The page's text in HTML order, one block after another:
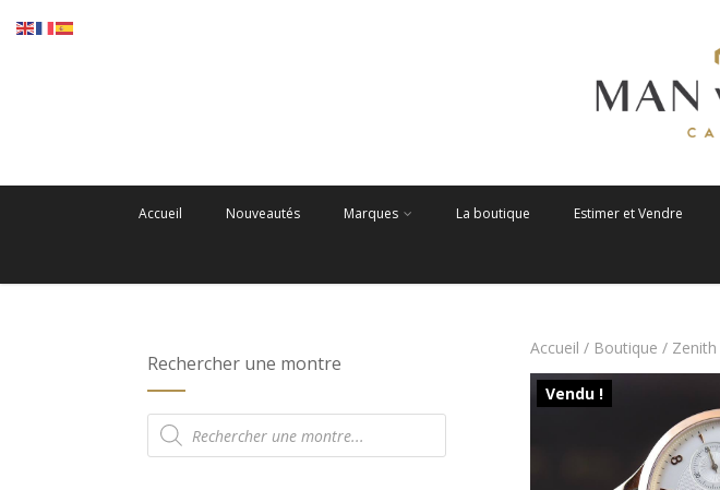
Accueil Nouveautés Marques La boutique Estimer et Vendre
Accueil / Boutique / Zenith
Vendu !
Rechercher une montre
Recherche
de
produits